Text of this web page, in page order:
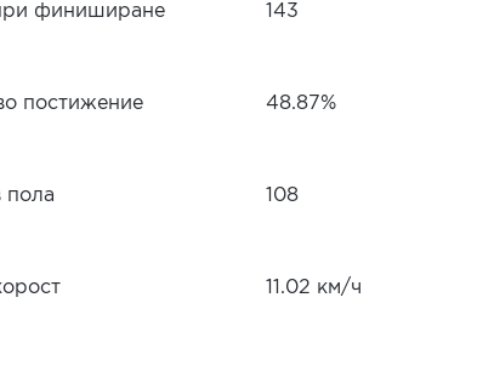
финиширане 143
постижение 48.87%
пола 108
11.02 км/ч